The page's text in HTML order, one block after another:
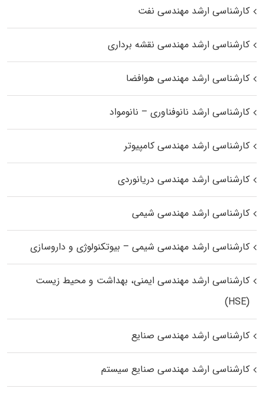
کارشناسی ارشد مهندسی نفت
کارشناسی ارشد مهندسی نقشه برداری
کارشناسی ارشد مهندسی هوافضا
کارشناسی ارشد نانوفناوری – نانومواد
کارشناسی ارشد مهندسی کامپیوتر
کارشناسی ارشد مهندسی دریانوردی
کارشناسی ارشد مهندسی شیمی
کارشناسی ارشد مهندسی شیمی – بیوتکنولوژی و داروسازی
کارشناسی ارشد مهندسی ایمنی، بهداشت و محیط زیست
(HSE)
کارشناسی ارشد مهندسی صنایع
کارشناسی ارشد مهندسی صنایع سیستم